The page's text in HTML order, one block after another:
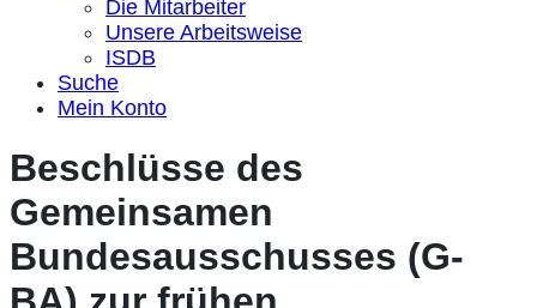
Die Mitarbeiter
Unsere Arbeitsweise
ISDB
Suche
Mein Konto
Beschlüsse des
Gemeinsamen
Bundesausschusses (G-